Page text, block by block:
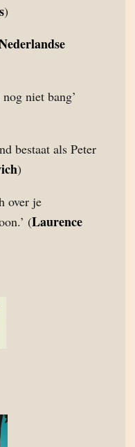
)
niet bang’
bestaat als Peter
)
over je
(Laurence